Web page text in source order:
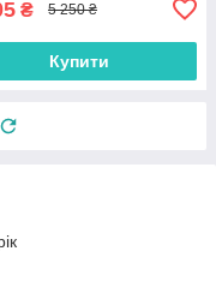
₴ 5 250 ₴
Купити